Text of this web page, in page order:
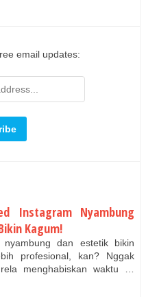
email updates:
Instagram Nyambung
Kagum!
dan estetik bikin
profesional, kan? Nggak
menghabiskan waktu …